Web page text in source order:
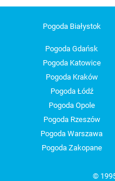
Pogoda Białystok
Pogoda Gdańsk
Pogoda Katowice
Pogoda Kraków
Pogoda Łódź
Pogoda Opole
Pogoda Rzeszów
Pogoda Warszawa
Pogoda Zakopane
©